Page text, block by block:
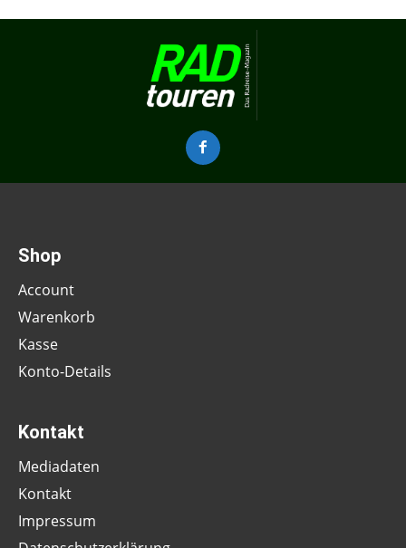
Shop
Account
Warenkorb
Kasse
Konto-Details
Kontakt
Mediadaten
Kontakt
Impressum